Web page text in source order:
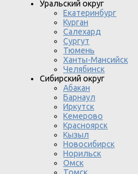
Уральский округ
Екатеринбург
Курган
Салехард
Сургут
Тюмень
Ханты-Мансийск
Челябинск
Сибирский округ
Абакан
Барнаул
Иркутск
Кемерово
Красноярск
Кызыл
Новосибирск
Норильск
Омск